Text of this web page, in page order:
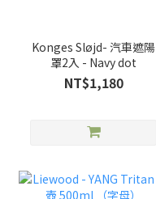
Konges Sløjd- 汽車遮陽
罩2入 - Navy dot
NT$1,180